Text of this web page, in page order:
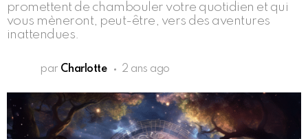
promettent de chambouler votre quotidien et qui
vous mèneront, peut-être, vers des aventures
inattendues.
par Charlotte 2 ans ago